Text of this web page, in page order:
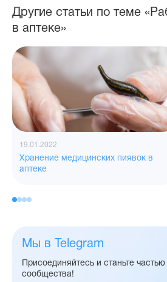
Другие статьи по теме
в аптеке»
19.01.2022
Хранение медицинских пиявок в
аптеке
Мы в Telegram
Присоединяйтесь и станьте
сообщества!